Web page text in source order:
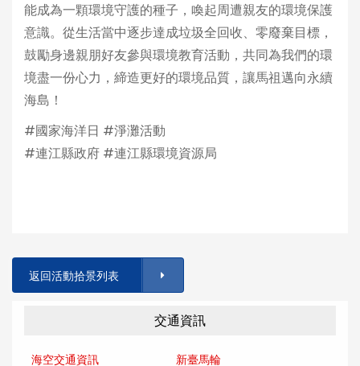
能成為一顆環境守護的種子，喚起周遭親友的環境保護
意識。從生活當中逐步達成垃圾全回收、零廢棄目標，
鼓勵身邊親朋好友參與環境教育活動，共同為我們的環
境盡一份心力，締造更好的環境品質，讓馬祖邁向永續
海島！
#國家海洋日 #淨灘活動
#連江縣政府 #連江縣環境資源局
返回活動拾景列表
交通資訊
海空交通資訊 新臺馬輪